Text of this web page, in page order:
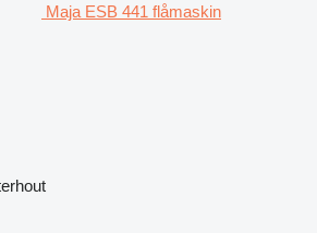
Maja ESB 441 flåmaskin